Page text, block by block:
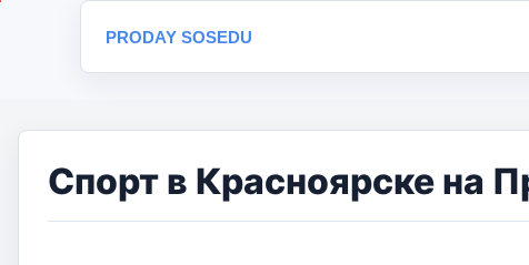
PRODAY SOSEDU
Спорт в Красноярске на